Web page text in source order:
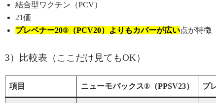
結合型ワクチン（PCV）
21価
プレベナー20®（PCV20）よりもカバーが広い点が特徴
3）比較表（ここだけ見てもOK）
項目 ニューモバックス®（PPSV23） プレ